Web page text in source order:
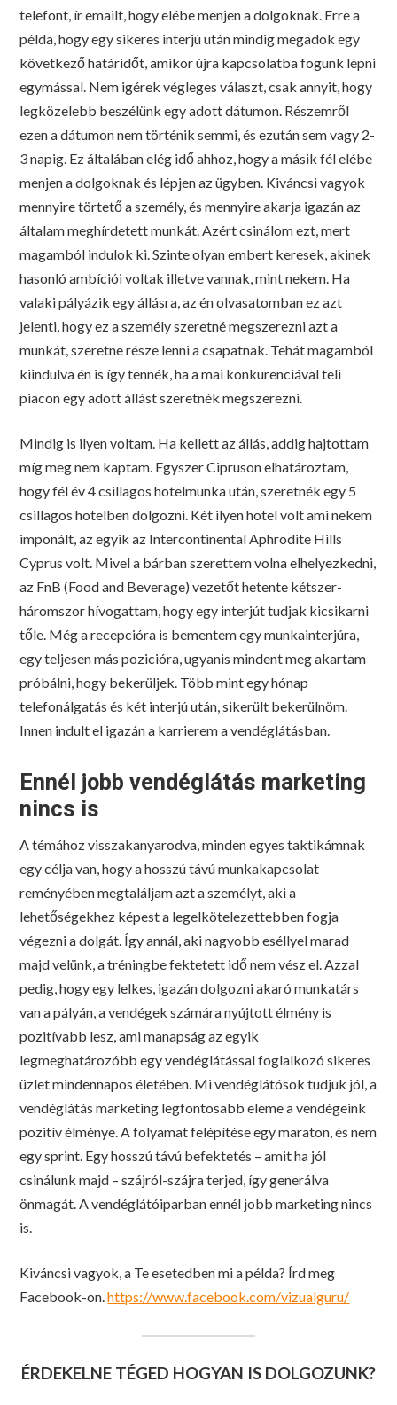
telefont, ír emailt, hogy elébe menjen a dolgoknak. Erre a
példa, hogy egy sikeres interjú után mindig megadok egy
következő határidőt, amikor újra kapcsolatba fogunk lépni
egymással. Nem igérek végleges választ, csak annyit, hogy
legközelebb beszélünk egy adott dátumon. Részemről
ezen a dátumon nem történik semmi, és ezután sem vagy 2-
3 napig. Ez általában elég idő ahhoz, hogy a másik fél elébe
menjen a dolgoknak és lépjen az ügyben. Kiváncsi vagyok
mennyire törtető a személy, és mennyire akarja igazán az
általam meghírdetett munkát. Azért csinálom ezt, mert
magamból indulok ki. Szinte olyan embert keresek, akinek
hasonló ambíciói voltak illetve vannak, mint nekem. Ha
valaki pályázik egy állásra, az én olvasatomban ez azt
jelenti, hogy ez a személy szeretné megszerezni azt a
munkát, szeretne része lenni a csapatnak. Tehát magamból
kiindulva én is így tennék, ha a mai konkurenciával teli
piacon egy adott állást szeretnék megszerezni.
Mindig is ilyen voltam. Ha kellett az állás, addig hajtottam
míg meg nem kaptam. Egyszer Cipruson elhatároztam,
hogy fél év 4 csillagos hotelmunka után, szeretnék egy 5
csillagos hotelben dolgozni. Két ilyen hotel volt ami nekem
imponált, az egyik az Intercontinental Aphrodite Hills
Cyprus volt. Mivel a bárban szerettem volna elhelyezkedni,
az FnB (Food and Beverage) vezetőt hetente kétszer-
háromszor hívogattam, hogy egy interjút tudjak kicsikarni
tőle. Még a recepcióra is bementem egy munkainterjúra,
egy teljesen más pozicióra, ugyanis mindent meg akartam
próbálni, hogy bekerüljek. Több mint egy hónap
telefonálgatás és két interjú után, sikerült bekerülnöm.
Innen indult el igazán a karrierem a vendéglátásban.
Ennél jobb vendéglátás marketing
nincs is
A témához visszakanyarodva, minden egyes taktikámnak
egy célja van, hogy a hosszú távú munkakapcsolat
reményében megtaláljam azt a személyt, aki a
lehetőségekhez képest a legelkötelezettebben fogja
végezni a dolgát. Így annál, aki nagyobb eséllyel marad
majd velünk, a tréningbe fektetett idő nem vész el. Azzal
pedig, hogy egy lelkes, igazán dolgozni akaró munkatárs
van a pályán, a vendégek számára nyújtott élmény is
pozitívabb lesz, ami manapság az egyik
legmeghatározóbb egy vendéglátással foglalkozó sikeres
üzlet mindennapos életében. Mi vendéglátósok tudjuk jól, a
vendéglátás marketing legfontosabb eleme a vendégeink
pozitív élménye. A folyamat felépítése egy maraton, és nem
egy sprint. Egy hosszú távú befektetés – amit ha jól
csinálunk majd – szájról-szájra terjed, így generálva
önmagát. A vendéglátóiparban ennél jobb marketing nincs
is.
Kiváncsi vagyok, a Te esetedben mi a példa? Írd meg
Facebook-on.https://www.facebook.com/vizualguru/
ÉRDEKELNE TÉGED HOGYAN IS DOLGOZUNK?